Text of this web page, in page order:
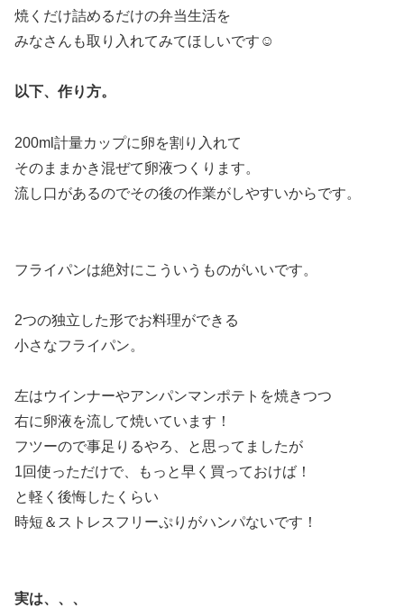
焼くだけ詰めるだけの弁当生活を
みなさんも取り入れてみてほしいです☺️
以下、作り方。
200ml計量カップに卵を割り入れて
そのままかき混ぜて卵液つくります。
流し口があるのでその後の作業がしやすいからです。
フライパンは絶対にこういうものがいいです。
2つの独立した形でお料理ができる
小さなフライパン。
左はウインナーやアンパンマンポテトを焼きつつ
右に卵液を流して焼いています！
フツーので事足りるやろ、と思ってましたが
1回使っただけで、もっと早く買っておけば！
と軽く後悔したくらい
時短＆ストレスフリーぷりがハンパないです！
実は、、、